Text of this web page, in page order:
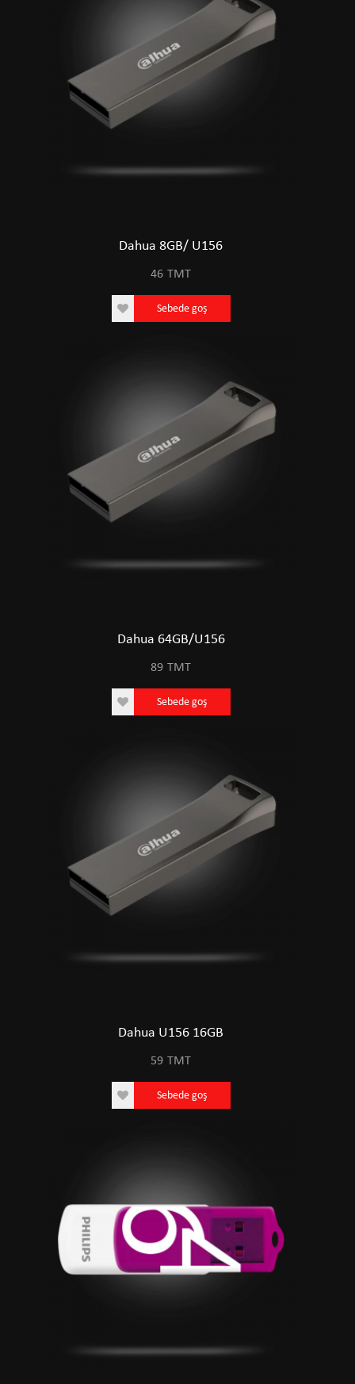
Dahua 8GB/ U156
46 TMT
Sebede goş
Dahua 64GB/U156
89 TMT
Sebede goş
Dahua U156 16GB
59 TMT
Sebede goş